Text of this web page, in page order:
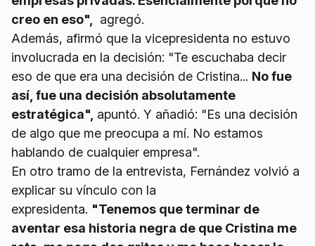
creo en eso",
agregó.
Además, afirmó que la vicepresidenta no estuvo
involucrada en la decisión: "Te escuchaba decir
eso de que era una decisión de Cristina... No fue
así, fue una decisión absolutamente
estratégica", apuntó. Y añadió: "Es una decisión
de algo que me preocupa a mí. No estamos
hablando de cualquier empresa".
En otro tramo de la entrevista, Fernández volvió a
explicar su vínculo con la
expresidenta. "Tenemos que terminar de
aventar esa historia negra de que Cristina me